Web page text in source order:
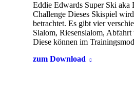
Eddie Edwards Super Ski aka
Challenge Dieses Skispiel
betrachtet. Es gibt vier
Slalom, Riesenslalom,
Diese können im
zum Download